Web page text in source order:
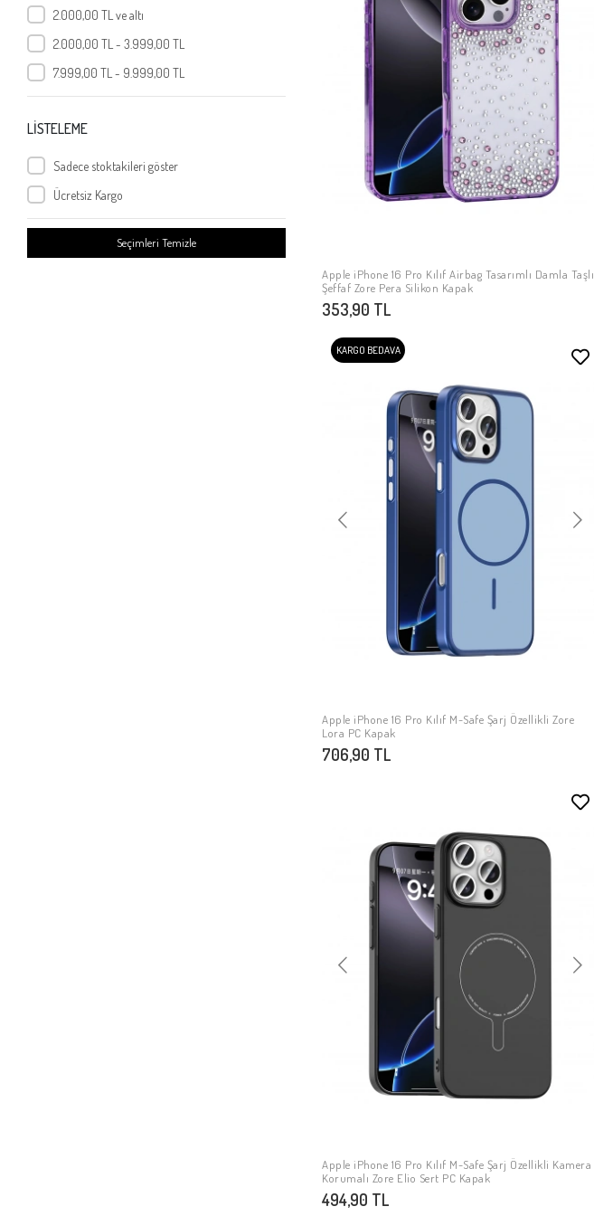
2.000,00 TL ve altı
2.000,00 TL - 3.999,00 TL
7.999,00 TL - 9.999,00 TL
LİSTELEME
Sadece stoktakileri göster
Ücretsiz Kargo
Seçimleri Temizle
SEPETE EKLE
Apple iPhone 16 Pro Kılıf Airbag Tasarımlı Damla Taşlı
Şeffaf Zore Pera Silikon Kapak
353,90 TL
KARGO BEDAVA
SEPETE EKLE
Apple iPhone 16 Pro Kılıf M-Safe Şarj Özellikli Zore
Lora PC Kapak
706,90 TL
SEPETE EKLE
Apple iPhone 16 Pro Kılıf M-Safe Şarj Özellikli Kamera
Korumalı Zore Elio Sert PC Kapak
494,90 TL